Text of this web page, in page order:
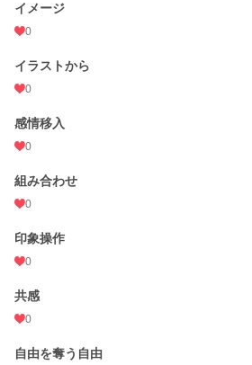
イメージ
0
イラストから
0
感情移入
0
組み合わせ
0
印象操作
0
共感
0
自由を奪う自由